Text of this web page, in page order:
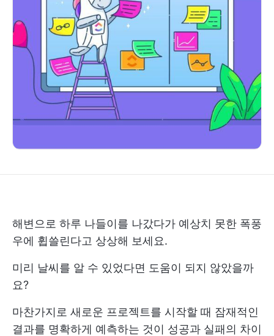
해변으로 하루 나들이를 나갔다가 예상치 못한 폭풍
우에 휩쓸린다고 상상해 보세요.
미리 날씨를 알 수 있었다면 도움이 되지 않았을까
요?
마찬가지로 새로운 프로젝트를 시작할 때 잠재적인
결과를 명확하게 예측하는 것이 성공과 실패의 차이